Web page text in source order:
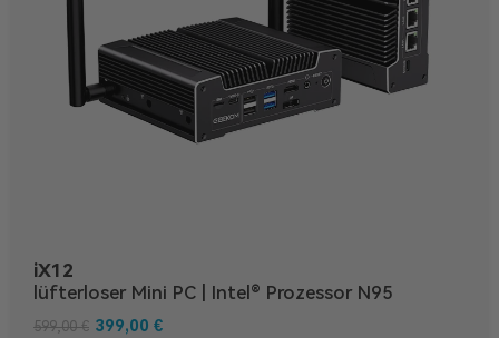
iX12
lüfterloser Mini PC | Intel® Prozessor N95
599,00€ 399,00 €